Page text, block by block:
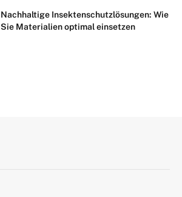
Nachhaltige Insektenschutzlösungen: Wie
Sie Materialien optimal einsetzen